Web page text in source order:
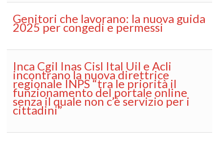
Genitori che lavorano: la nuova guida
2025 per congedi e permessi
Inca Cgil Inas Cisl Ital Uil e Acli
incontrano la nuova direttrice
regionale INPS “tra le priorità il
funzionamento del portale online
senza il quale non c’è servizio per i
cittadini”